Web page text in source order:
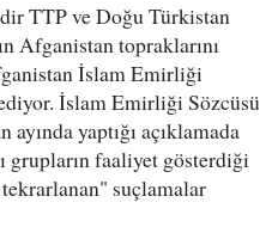
TTP ve Doğu Türkistan
Afganistan topraklarını
İslam Emirliği
İslam Emirliği Sözcüsü
yaptığı açıklamada
grupların faaliyet gösterdiği
suçlamalar